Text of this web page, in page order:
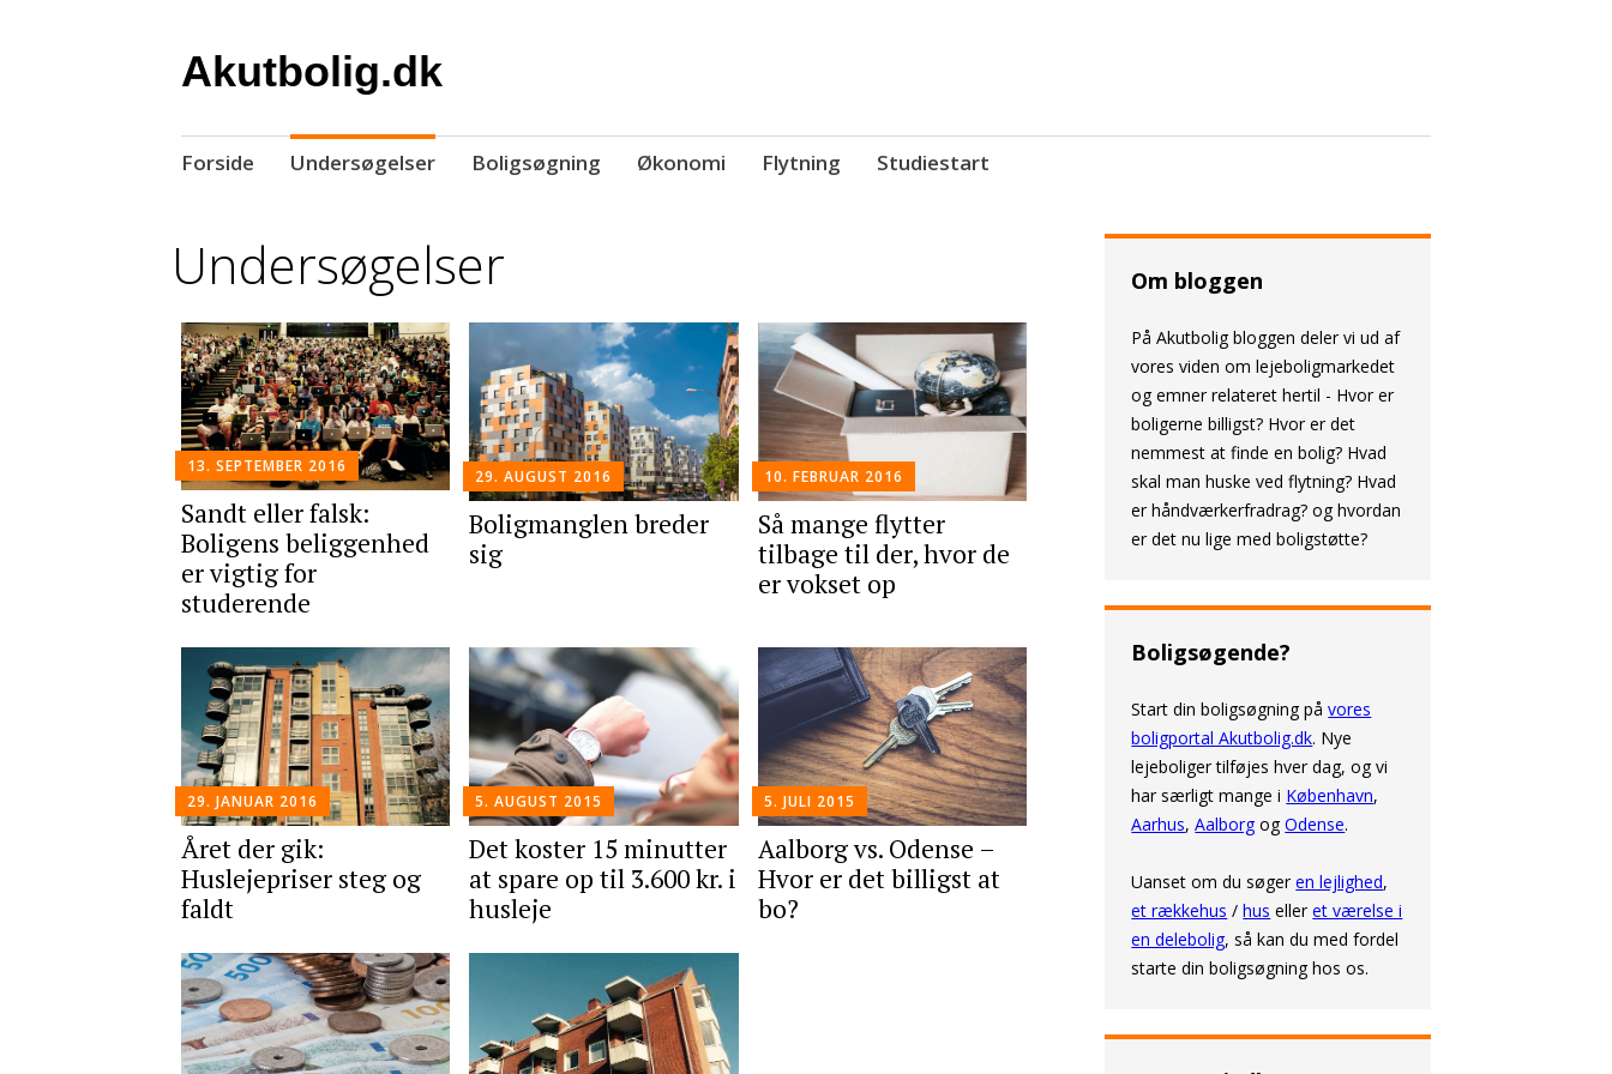
Akutbolig.dk
Skip
Forside Undersøgelser Boligsøgning Økonomi Flytning Studiestart
Undersøgelser
13. SEPTEMBER 2016
Sandt eller falsk:
Boligens beliggenhed
er vigtig for
studerende
29. AUGUST 2016
Boligmanglen breder
sig
10. FEBRUAR 2016
Så mange flytter
tilbage til der, hvor de
er vokset op
29. JANUAR 2016
Året der gik:
Huslejepriser steg og
faldt
5. AUGUST 2015
Det koster 15 minutter
at spare op til 3.600 kr. i
husleje
5. JULI 2015
Aalborg vs. Odense –
Hvor er det billigst at
bo?
Om bloggen
På Akutbolig bloggen deler vi ud af
vores viden om lejeboligmarkedet
og emner relateret hertil - Hvor er
boligerne billigst? Hvor er det
nemmest at finde en bolig? Hvad
skal man huske ved flytning? Hvad
er håndværkerfradrag? og hvordan
er det nu lige med boligstøtte?
Boligsøgende?
Start din boligsøgning påvores
boligportal Akutbolig.dk. Nye
lejeboliger tilføjes hver dag, og vi
har særligt mange i København,
Aarhus,Aalborg ogOdense.
Uanset om du søgeren lejlighed,
et rækkehus /hus elleret værelse i
en delebolig, så kan du med fordel
starte din boligsøgning hos os.